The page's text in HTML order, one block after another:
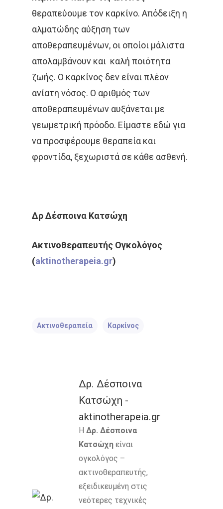
θεραπεύουμε τον καρκίνο. Απόδειξη η
αλματώδης αύξηση των
αποθεραπευμένων, οι οποίοι μάλιστα
απολαμβάνουν και καλή ποιότητα
ζωής. Ο καρκίνος δεν είναι πλέον
ανίατη νόσος. Ο αριθμός των
αποθεραπευμένων αυξάνεται με
γεωμετρική πρόοδο. Είμαστε εδώ για
να προσφέρουμε θεραπεία και
φροντίδα, ξεχωριστά σε κάθε ασθενή.
ΔρΔέσποινα Κατσώχη
Ακτινοθεραπευτής Ογκoλόγος
(aktinotherapeia.gr)
Ακτινοθεραπεία Καρκίνος
Δρ. Δέσποινα
Κατσώχη -
aktinotherapeia.gr
Η Δρ. Δέσποινα
Κατσώχη είναι
ογκολόγος –
ακτινοθεραπευτής,
εξειδικευμένη στις
νεότερες τεχνικές
ΌΓΚΟΣ